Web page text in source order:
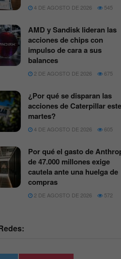
4 DE AGOSTO DE 2026 545
AMD y Sandisk lideran las
acciones de chips con
impulso de cara a sus
balances
2 DE AGOSTO DE 2026 675
¿Por qué se disparan las
acciones de Caterpillar este
martes?
4 DE AGOSTO DE 2026 605
Por qué el gasto de
de 47.000 millones exige
cautela ante una huelga de
compras
2 DE AGOSTO DE 2026 572